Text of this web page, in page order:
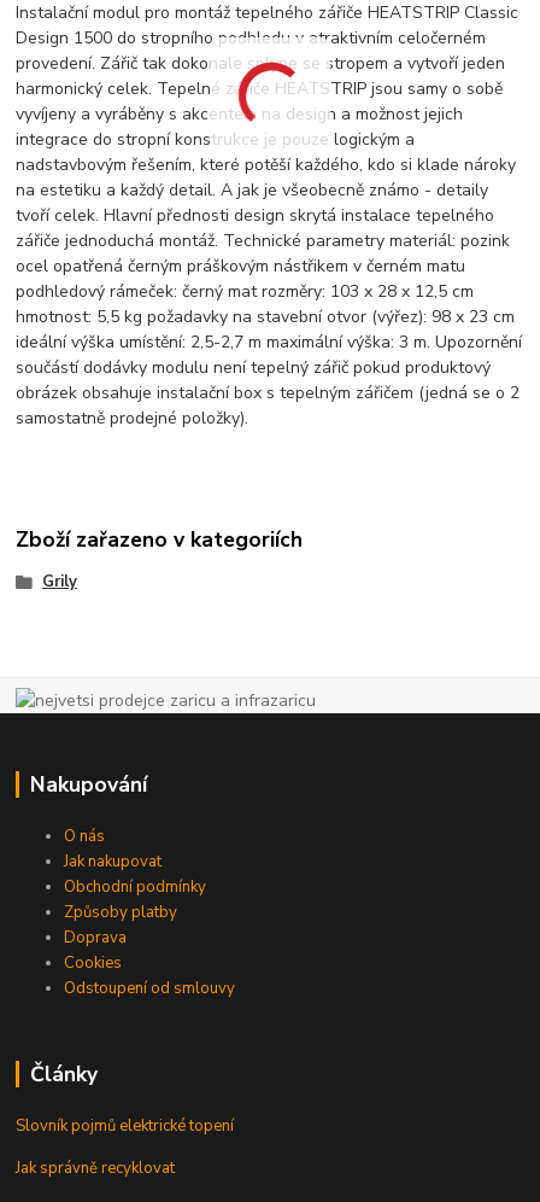
Instalační modul pro montáž tepelného zářiče HEATSTRIP Classic
Design 1500 do stropního podhledu v atraktivním celočerném
provedení. Zářič tak dokonale splyne se stropem a vytvoří jeden
harmonický celek. Tepelné zářiče HEATSTRIP jsou samy o sobě
vyvíjeny a vyráběny s akcentem na design a možnost jejich
integrace do stropní konstrukce je pouze logickým a
nadstavbovým řešením, které potěší každého, kdo si klade nároky
na estetiku a každý detail. A jak je všeobecně známo - detaily
tvoří celek. Hlavní přednosti design skrytá instalace tepelného
zářiče jednoduchá montáž. Technické parametry materiál: pozink
ocel opatřená černým práškovým nástřikem v černém matu
podhledový rámeček: černý mat rozměry: 103 x 28 x 12,5 cm
hmotnost: 5,5 kg požadavky na stavební otvor (výřez): 98 x 23 cm
ideální výška umístění: 2,5-2,7 m maximální výška: 3 m. Upozornění
součástí dodávky modulu není tepelný zářič pokud produktový
obrázek obsahuje instalační box s tepelným zářičem (jedná se o 2
samostatně prodejné položky).
Zboží zařazeno v kategoriích
Grily
Nakupování
O nás
Jak nakupovat
Obchodní podmínky
Způsoby platby
Doprava
Cookies
Odstoupení od smlouvy
Články
Slovník pojmů elektrické topení
Jak správně recyklovat